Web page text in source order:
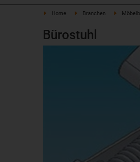
Home Branchen
Bürostuhl